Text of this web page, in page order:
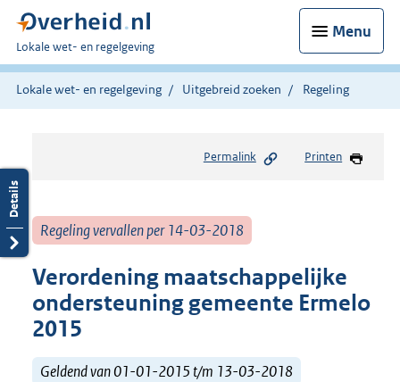
Menu
U
bent
hier:
Lokale wet- en regelgeving
Lokale wet- en regelgeving Uitgebreid zoeken Regeling
Permalink Printen
Regeling vervallen per 14-03-2018
Verordening maatschappelijke
ondersteuning gemeente Ermelo
2015
Geldend van 01-01-2015 t/m 13-03-2018